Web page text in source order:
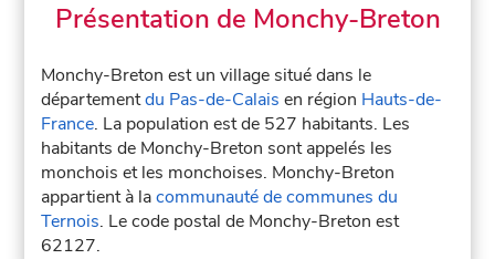
Présentation de Monchy-Breton
Monchy-Breton est un village situé dans le
départementdu Pas-de-Calais en région Hauts-de-
France. La population est de 527 habitants. Les
habitants de Monchy-Breton sont appelés les
monchois et les monchoises. Monchy-Breton
appartient à lacommunauté de communes du
Ternois. Le code postal de Monchy-Breton est
62127.